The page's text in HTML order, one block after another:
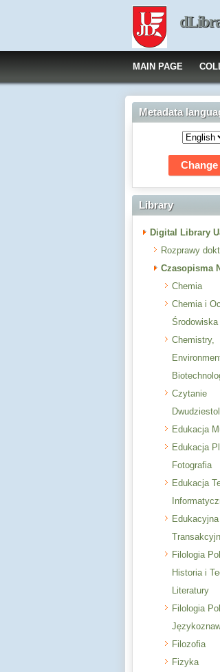
MAIN PAGE
Metadata
Library
Digital Library
Rozprawy
Czasopisma
Chemia
Chemia i
Środowiska
Chemistry,
Czytanie
Edukacja
Edukacja
Fotografia
Edukacja
Filologia
Historia i
Literatury
Filologia
Filozofia
Fizyka